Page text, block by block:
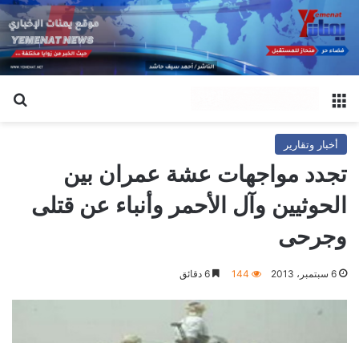
أخبار وتقارير
تجدد مواجهات عشة عمران بين
الحوثيين وآل الأحمر وأنباء عن قتلى
وجرحى
6 سبتمبر، 2013 144